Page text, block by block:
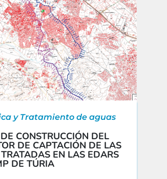
y Tratamiento de aguas
CONSTRUCCIÓN DEL
DE CAPTACIÓN DE LAS
EN LAS EDARS
DE TÚRIA